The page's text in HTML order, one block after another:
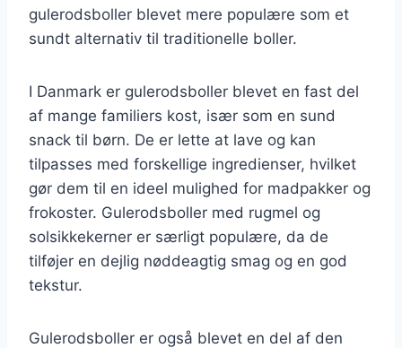
gulerodsboller blevet mere populære som et
sundt alternativ til traditionelle boller.
I Danmark er gulerodsboller blevet en fast del
af mange familiers kost, især som en sund
snack til børn. De er lette at lave og kan
tilpasses med forskellige ingredienser, hvilket
gør dem til en ideel mulighed for madpakker og
frokoster. Gulerodsboller med rugmel og
solsikkekerner er særligt populære, da de
tilføjer en dejlig nøddeagtig smag og en god
tekstur.
Gulerodsboller er også blevet en del af den